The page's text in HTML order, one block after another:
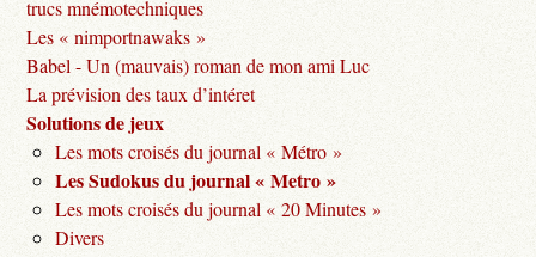
trucs mnémotechniques
Les « nimportnawaks »
Babel - Un (mauvais) roman de mon ami Luc
La prévision des taux d’intéret
Solutions de jeux
Les mots croisés du journal « Métro »
Les Sudokus du journal « Metro »
Les mots croisés du journal « 20 Minutes »
Divers